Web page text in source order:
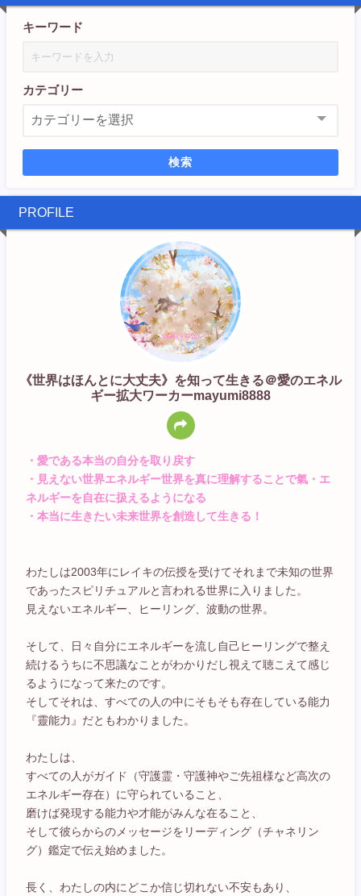
キーワード
カテゴリー
検索
PROFILE
《世界はほんとに大丈夫》を知って生きる＠愛のエネル
ギー拡大ワーカーmayumi8888
・愛である本当の自分を取り戻す
・見えない世界エネルギー世界を真に理解することで氣・エ
ネルギーを自在に扱えるようになる
・本当に生きたい未来世界を創造して生きる！
わたしは2003年にレイキの伝授を受けてそれまで未知の世界
であったスピリチュアルと言われる世界に入りました。
見えないエネルギー、ヒーリング、波動の世界。
そして、日々自分にエネルギーを流し自己ヒーリングで整え
続けるうちに不思議なことがわかりだし視えて聴こえて感じ
るようになって来たのです。
そしてそれは、すべての人の中にそもそも存在している能力
『靈能力』だともわかりました。
わたしは、
すべての人がガイド（守護霊・守護神やご先祖様など高次の
エネルギー存在）に守られていること、
磨けば発現する能力や才能がみんな在ること、
そして彼らからのメッセージをリーディング（チャネリン
グ）鑑定で伝え始めました。
長く、わたしの内にどこか信じ切れない不安もあり、